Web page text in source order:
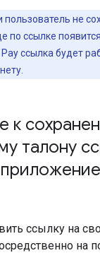
пользователь не
по ссылке
ссылка будет
к
талону
ссылку на
на